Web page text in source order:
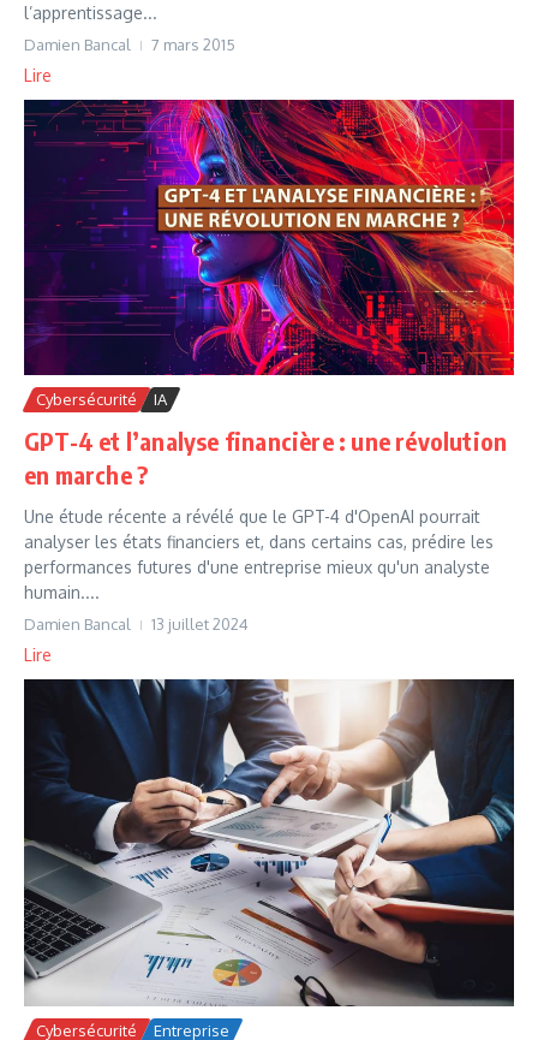
l’apprentissage...
Damien Bancal 7 mars 2015
Lire
Cybersécurité IA
GPT-4 et l’analyse financière : une révolution
en marche ?
Une étude récente a révélé que le GPT-4 d'OpenAI pourrait
analyser les états financiers et, dans certains cas, prédire les
performances futures d'une entreprise mieux qu'un analyste
humain....
Damien Bancal 13 juillet 2024
Lire
Cybersécurité Entreprise